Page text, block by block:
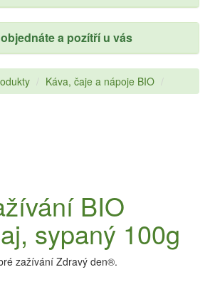
a pozítří u vás
Káva, čaje a nápoje BIO
BIO
sypaný 100g
zažívání Zdravý den®.